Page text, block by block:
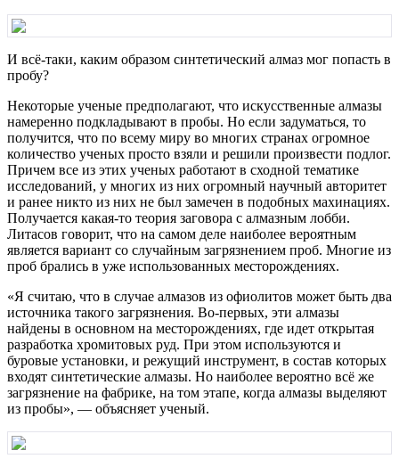
И всё-таки, каким образом синтетический алмаз мог попасть в
пробу?
Некоторые ученые предполагают, что искусственные алмазы
намеренно подкладывают в пробы. Но если задуматься, то
получится, что по всему миру во многих странах огромное
количество ученых просто взяли и решили произвести подлог.
Причем все из этих ученых работают в сходной тематике
исследований, у многих из них огромный научный авторитет
и ранее никто из них не был замечен в подобных махинациях.
Получается какая-то теория заговора с алмазным лобби.
Литасов говорит, что на самом деле наиболее вероятным
является вариант со случайным загрязнением проб. Многие из
проб брались в уже использованных месторождениях.
«Я считаю, что в случае алмазов из офиолитов может быть два
источника такого загрязнения. Во-первых, эти алмазы
найдены в основном на месторождениях, где идет открытая
разработка хромитовых руд. При этом используются и
буровые установки, и режущий инструмент, в состав которых
входят синтетические алмазы. Но наиболее вероятно всё же
загрязнение на фабрике, на том этапе, когда алмазы выделяют
из пробы», — объясняет ученый.